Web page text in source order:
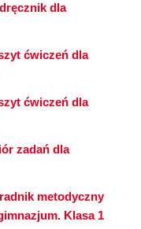
dla
ćwiczeń dla
ćwiczeń dla
zadań dla
metodyczny
Klasa 1